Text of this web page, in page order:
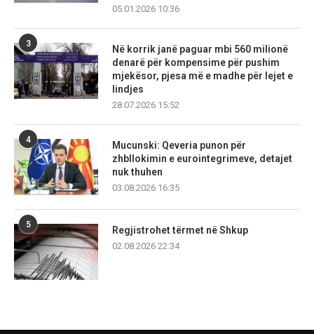
05.01.2026 10:36
3
Në korrik janë paguar mbi 560 milionë
denarë për kompensime për pushim
mjekësor, pjesa më e madhe për lejet e
lindjes
28.07.2026 15:52
4
Mucunski: Qeveria punon për
zhbllokimin e eurointegrimeve, detajet
nuk thuhen
03.08.2026 16:35
5
Regjistrohet tërmet në Shkup
02.08.2026 22:34